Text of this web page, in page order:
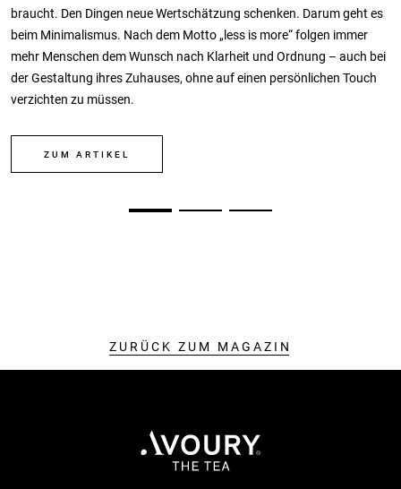
braucht. Den Dingen neue Wertschätzung schenken. Darum geht es
beim Minimalismus. Nach dem Motto „less is more“ folgen immer
mehr Menschen dem Wunsch nach Klarheit und Ordnung – auch bei
der Gestaltung ihres Zuhauses, ohne auf einen persönlichen Touch
verzichten zu müssen.
ZUM ARTIKEL
ZURÜCK ZUM MAGAZIN